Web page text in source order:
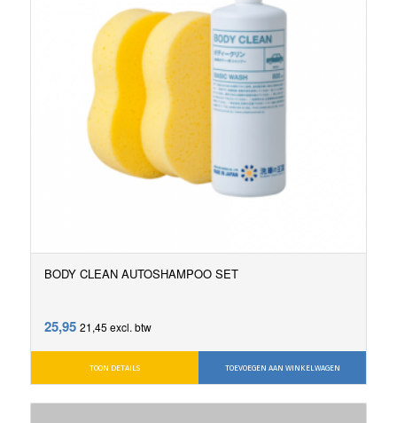
BODY CLEAN AUTOSHAMPOO SET
25,95 21,45 excl. btw
TOEVOEGEN AAN WINKELWAGEN
TOON DETAILS